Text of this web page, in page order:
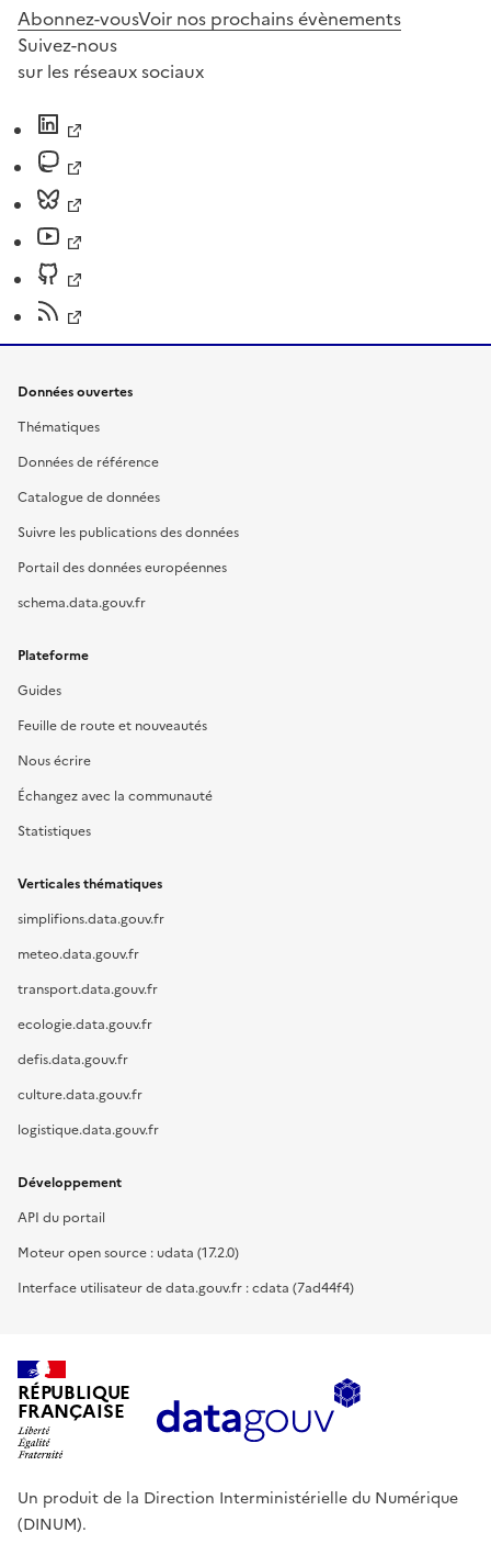
Abonnez-vousVoir nos prochains évènements
Suivez-nous
sur les réseaux sociaux
Données ouvertes
Thématiques
Données de référence
Catalogue de données
Suivre les publications des données
Portail des données européennes
schema.data.gouv.fr
Plateforme
Guides
Feuille de route et nouveautés
Nous écrire
Échangez avec la communauté
Statistiques
Verticales thématiques
simplifions.data.gouv.fr
meteo.data.gouv.fr
transport.data.gouv.fr
ecologie.data.gouv.fr
defis.data.gouv.fr
culture.data.gouv.fr
logistique.data.gouv.fr
Développement
API du portail
Moteur open source : udata (17.2.0)
Interface utilisateur de data.gouv.fr : cdata (7ad44f4)
RÉPUBLIQUE
FRANÇAISE
Un produit de la Direction Interministérielle du Numérique
(DINUM).